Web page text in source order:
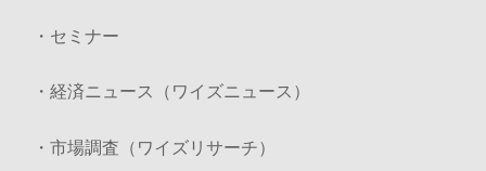
・セミナー
・経済ニュース（ワイズニュース）
・市場調査（ワイズリサーチ）